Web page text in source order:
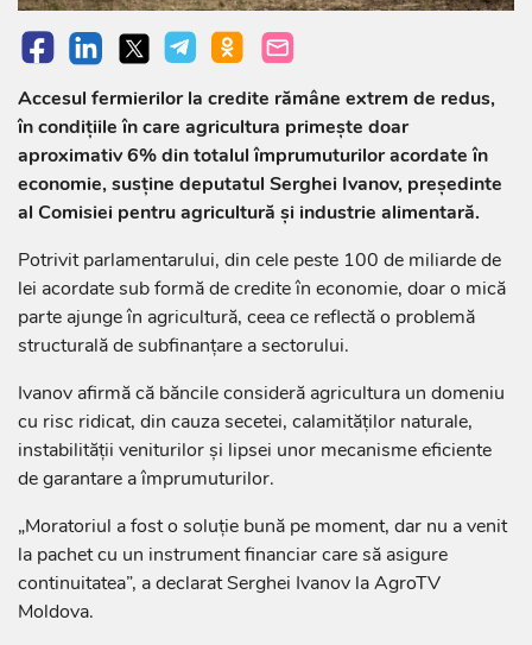
Accesul fermierilor la credite rămâne extrem de redus,
în condițiile în care agricultura primește doar
aproximativ 6% din totalul împrumuturilor acordate în
economie, susține deputatul Serghei Ivanov, președinte
al Comisiei pentru agricultură și industrie alimentară.
Potrivit parlamentarului, din cele peste 100 de miliarde de
lei acordate sub formă de credite în economie, doar o mică
parte ajunge în agricultură, ceea ce reflectă o problemă
structurală de subfinanțare a sectorului.
Ivanov afirmă că băncile consideră agricultura un domeniu
cu risc ridicat, din cauza secetei, calamităților naturale,
instabilității veniturilor și lipsei unor mecanisme eficiente
de garantare a împrumuturilor.
„Moratoriul a fost o soluție bună pe moment, dar nu a venit
la pachet cu un instrument financiar care să asigure
continuitatea”, a declarat Serghei Ivanov la AgroTV
Moldova.